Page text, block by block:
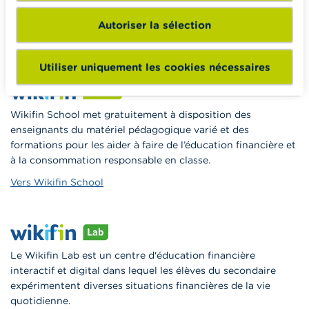
Autoriser la sélection
Utiliser uniquement les cookies nécessaires
indépendante, fiable et pratique. Il est sans aucun lien avec
les acteurs financiers privés.
En savoir plus sur Wikifin
Wikifin School met gratuitement à disposition des
enseignants du matériel pédagogique varié et des
formations pour les aider à faire de l’éducation financière et
à la consommation responsable en classe.
Vers Wikifin School
Le Wikifin Lab est un centre d'éducation financière
interactif et digital dans lequel les élèves du secondaire
expérimentent diverses situations financières de la vie
quotidienne.